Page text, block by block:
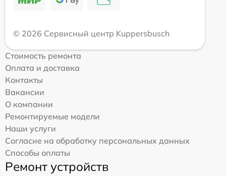
© 2026 Сервисный центр Kuppersbusch
Стоимость ремонта
Оплата и доставка
Контакты
Вакансии
О компании
Ремонтируемые модели
Наши услуги
Согласие на обработку персональных данных
Способы оплаты
Ремонт устройств